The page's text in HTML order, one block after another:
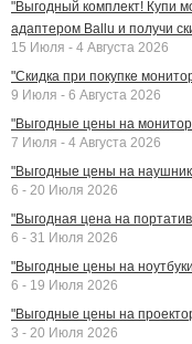
"Выгодный комплект! Купи
адаптером Ballu и получи
15 Июля - 4 Августа 2026
"Скидка при покупке
9 Июля - 6 Августа 2026
"Выгодные цены на
7 Июля - 4 Августа 2026
"Выгодные цены на
6 - 20 Июля 2026
"Выгодная цена на
6 - 31 Июля 2026
"Выгодные цены на
6 - 19 Июля 2026
"Выгодные цены на
3 - 20 Июля 2026